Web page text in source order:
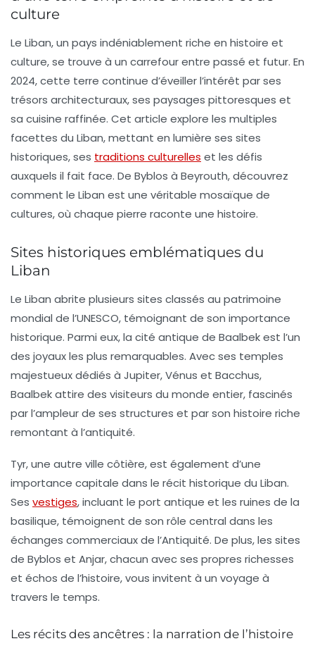
culture
Le Liban, un pays indéniablement riche en histoire et
culture, se trouve à un carrefour entre passé et futur. En
2024, cette terre continue d’éveiller l’intérêt par ses
trésors architecturaux, ses paysages pittoresques et
sa cuisine raffinée. Cet article explore les multiples
facettes du Liban, mettant en lumière ses sites
historiques, ses traditions culturelles et les défis
auxquels il fait face. De Byblos à Beyrouth, découvrez
comment le Liban est une véritable mosaïque de
cultures, où chaque pierre raconte une histoire.
Sites historiques emblématiques du
Liban
Le Liban abrite plusieurs sites classés au patrimoine
mondial de l’UNESCO, témoignant de son importance
historique. Parmi eux, la cité antique de Baalbekest l’un
des joyaux les plus remarquables. Avec ses temples
majestueux dédiés à Jupiter, Vénus et Bacchus,
Baalbek attire des visiteurs du monde entier, fascinés
par l’ampleur de ses structures et par son histoire riche
remontant à l’antiquité.
Tyr, une autre ville côtière, est également d’une
importance capitale dans le récit historique du Liban.
Ses vestiges, incluant le port antique et les ruines de la
basilique, témoignent de son rôle central dans les
échanges commerciaux de l’Antiquité. De plus, les sites
de Byblos et Anjar, chacun avec ses propres richesses
et échos de l’histoire, vous invitent à un voyage à
travers le temps.
Les récits des ancêtres : la narration de l’histoire